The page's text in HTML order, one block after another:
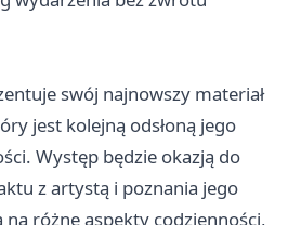
swój najnowszy materiał
jest kolejną odsłoną jego
Występ będzie okazją do
z artystą i poznania jego
różne aspekty codzienności,